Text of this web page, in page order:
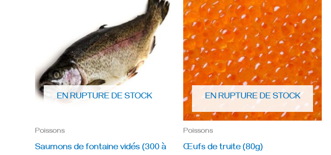
EN RUPTURE DE STOCK
Poissons
Saumons de fontaine vidés (300 à
EN RUPTURE DE STOCK
Poissons
Œufs de truite (80g)